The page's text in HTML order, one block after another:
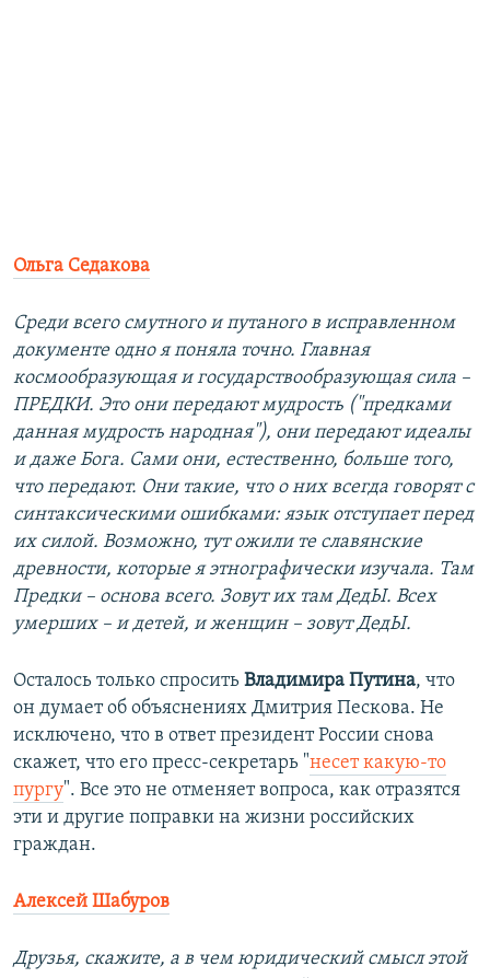
Ольга Седакова
Среди всего смутного и путаного в исправленном
документе одно я поняла точно. Главная
космообразующая и государствообразующая сила –
ПРЕДКИ. Это они передают мудрость ("предками
данная мудрость народная"), они передают идеалы
и даже Бога. Сами они, естественно, больше того,
что передают. Они такие, что о них всегда говорят с
синтаксическими ошибками: язык отступает перед
их силой. Возможно, тут ожили те славянские
древности, которые я этнографически изучала. Там
Предки – основа всего. Зовут их там ДедЫ. Всех
умерших – и детей, и женщин – зовут ДедЫ.
Осталось только спросить Владимира Путина, что
он думает об объяснениях Дмитрия Пескова. Не
исключено, что в ответ президент России снова
скажет, что его пресс-секретарь "несет какую-то
пургу". Все это не отменяет вопроса, как отразятся
эти и другие поправки на жизни российских
граждан.
Алексей Шабуров
Друзья, скажите, а в чем юридический смысл этой